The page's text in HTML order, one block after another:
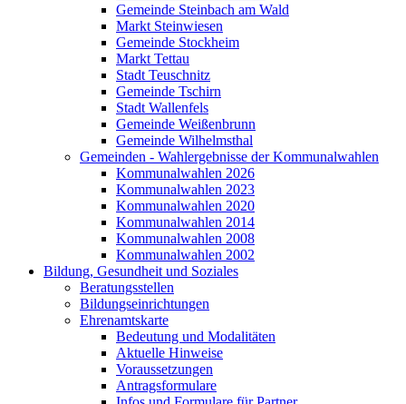
Gemeinde Steinbach am Wald
Markt Steinwiesen
Gemeinde Stockheim
Markt Tettau
Stadt Teuschnitz
Gemeinde Tschirn
Stadt Wallenfels
Gemeinde Weißenbrunn
Gemeinde Wilhelmsthal
Gemeinden - Wahlergebnisse der Kommunalwahlen
Kommunalwahlen 2026
Kommunalwahlen 2023
Kommunalwahlen 2020
Kommunalwahlen 2014
Kommunalwahlen 2008
Kommunalwahlen 2002
Bildung, Gesundheit und Soziales
Beratungsstellen
Bildungseinrichtungen
Ehrenamtskarte
Bedeutung und Modalitäten
Aktuelle Hinweise
Voraussetzungen
Antragsformulare